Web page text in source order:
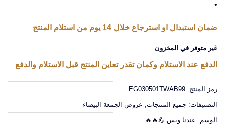
•
ضمان استبدال او استرجاع خلال 14 يوم من استلام المنتج
غير متوفر في المخزون
الدفع عند الاستلام وكمان تقدر تعاين المنتج قبل الاستلام والدفع
رمز المنتج: EG030501TWAB99
التصنيفات: جميع المنتجات, عروض الجمعة البيضاء
الوسم: عندنا وبس 💪🔥🔥